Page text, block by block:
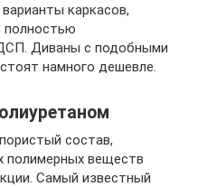
каркасов,
полностью
Диваны с подобными
намного дешевле.
состав,
полимерных веществ
Самый известный